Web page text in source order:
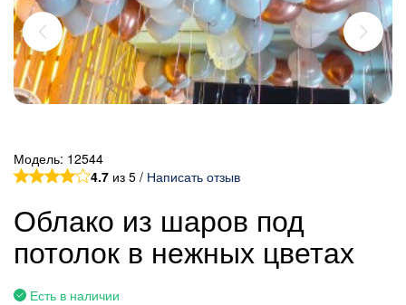
Модель: 12544
4.7 из 5 / Написать отзыв
Облако из шаров под
потолок в нежных цветах
Есть в наличии